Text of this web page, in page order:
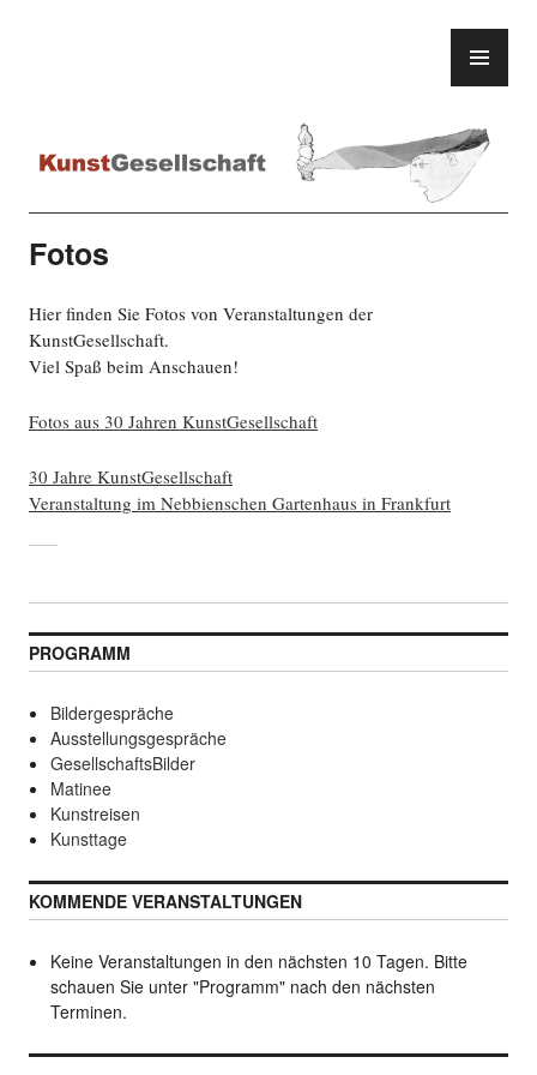
Fotos
Hier finden Sie Fotos von Veranstaltungen der
KunstGesellschaft.
Viel Spaß beim Anschauen!
Fotos aus 30 Jahren KunstGesellschaft
30 Jahre KunstGesellschaft
Veranstaltung im Nebbienschen Gartenhaus in Frankfurt
PROGRAMM
Bildergespräche
Ausstellungsgespräche
GesellschaftsBilder
Matinee
Kunstreisen
Kunsttage
KOMMENDE VERANSTALTUNGEN
Keine Veranstaltungen in den nächsten 10 Tagen. Bitte
schauen Sie unter "Programm" nach den nächsten
Terminen.